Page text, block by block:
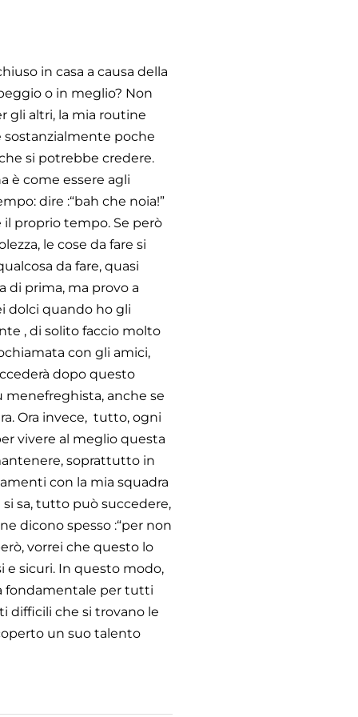
in casa a causa della
o in meglio? Non
gli altri, la mia routine
sostanzialmente poche
si potrebbe credere.
è come essere agli
dire :“bah che noia!”
proprio tempo. Se però
le cose da fare si
da fare, quasi
di prima, ma provo a
dolci quando ho gli
, di solito faccio molto
con gli amici,
dopo questo
menefreghista, anche se
Ora invece, tutto, ogni
vivere al meglio questa
soprattutto in
con la mia squadra
sa, tutto può succedere,
dicono spesso :“per non
vorrei che questo lo
e sicuri. In questo modo,
fondamentale per tutti
difficili che si trovano le
un suo talento